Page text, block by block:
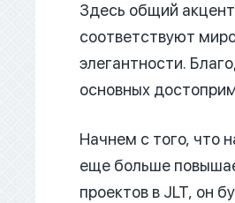
Здесь общий
соответствуют
элегантности.
основных
Начнем с того, что
еще больше
проектов в JLT, он